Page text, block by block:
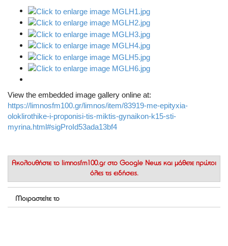
View the embedded image gallery online at:
https://limnosfm100.gr/limnos/item/83919-me-epityxia-
oloklirothike-i-proponisi-tis-miktis-gynaikon-k15-sti-
myrina.html#sigProId53ada13bf4
Ακολουθήστε το limnosfm100.gr στο Google News και μάθετε πρώτοι
όλες τις ειδήσεις.
Μοιραστείτε το